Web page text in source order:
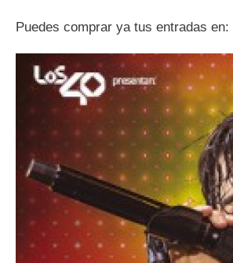
Puedes comprar ya tus entradas en: